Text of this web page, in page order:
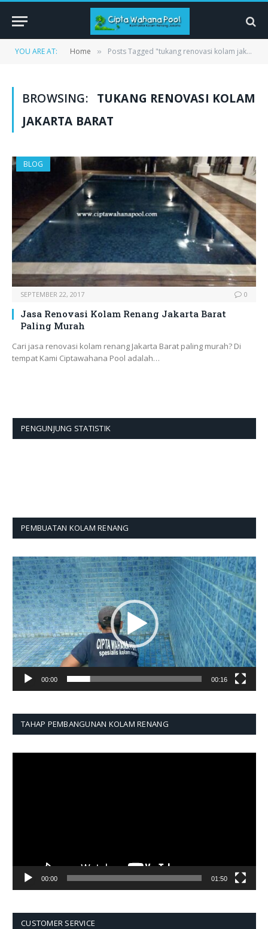
YOU ARE AT: Home » Posts Tagged "tukang renovasi kolam jakarta barat"
BROWSING:
TUKANG RENOVASI KOLAM
JAKARTA BARAT
BLOG
SEPTEMBER 22, 2017 0
Jasa Renovasi Kolam Renang Jakarta Barat
Paling Murah
Cari jasa renovasi kolam renang Jakarta Barat paling murah? Di
tempat Kami Ciptawahana Pool adalah…
PENGUNJUNG STATISTIK
PEMBUATAN KOLAM RENANG
Pemutar
Video
00:00 00:16
TAHAP PEMBANGUNAN KOLAM RENANG
00:00 01:50
CUSTOMER SERVICE